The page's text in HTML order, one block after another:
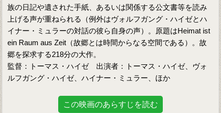
族の日記や遺された手紙、あるいは関係する公文書等を読み
上げる声が重ねられる（例外はヴォルフガング・ハイゼとハ
イナー・ミュラーの対話の彼ら自身の声）。原題はHeimat ist
ein Raum aus Zeit（故郷とは時間からなる空間である）。故
郷を探求する218分の大作。
監督：トーマス・ハイゼ 出演者：トーマス・ハイゼ、ヴォ
ルフガング・ハイゼ、ハイナー・ミュラー、ほか
この映画のあらすじを読む